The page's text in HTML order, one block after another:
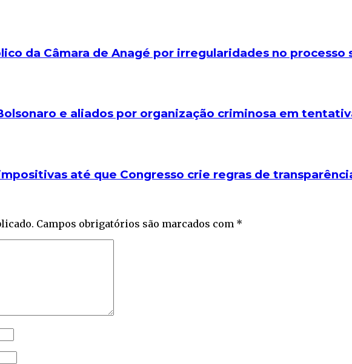
da Câmara de Anagé por irregularidades no processo
e aliados por organização criminosa em
até que Congresso crie regras de
Campos obrigatórios são marcados com *